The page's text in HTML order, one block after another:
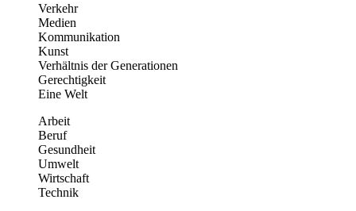
Verkehr
Medien
Kommunikation
Kunst
Verhältnis der Generationen
Gerechtigkeit
Eine Welt
Arbeit
Beruf
Gesundheit
Umwelt
Wirtschaft
Technik